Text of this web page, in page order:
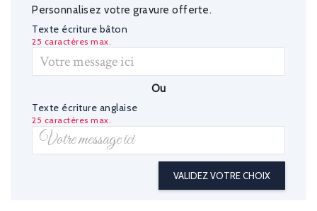
Personnalisez votre gravure offerte.
Texte écriture bâton
25 caractères max.
Ou
Texte écriture anglaise
25 caractères max.
VALIDEZ VOTRE CHOIX